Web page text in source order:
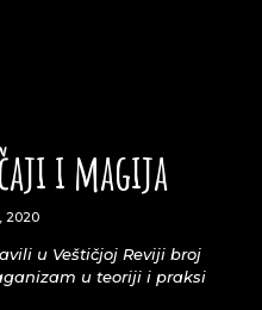
i magija
2020
u Veštičjoj Reviji broj
u teoriji i praksi